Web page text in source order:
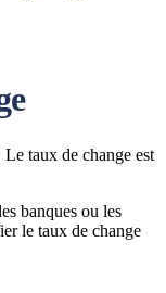
taux de change est
banques ou les
le taux de change